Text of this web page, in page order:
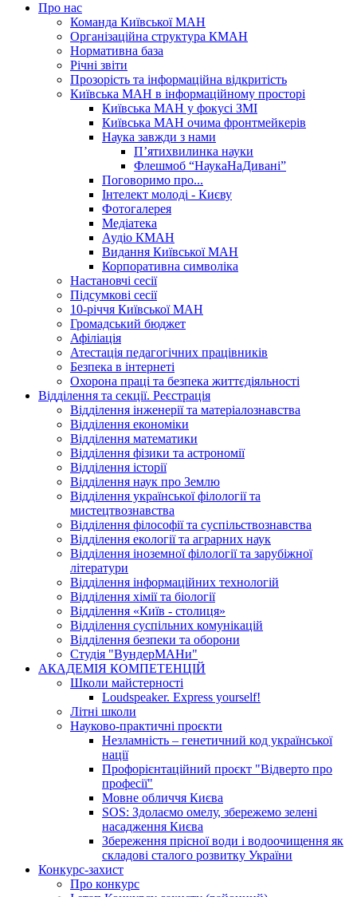
Про нас
Команда Київської МАН
Організаційна структура КМАН
Нормативна база
Річні звіти
Прозорість та інформаційна відкритість
Київська МАН в інформаційному просторі
Київська МАН у фокусі ЗМІ
Київська МАН очима фронтмейкерів
Наука завжди з нами
П’ятихвилинка науки
Флешмоб “НаукаНаДивані”
Поговоримо про...
Інтелект молоді - Києву
Фотогалерея
Медіатека
Аудіо КМАН
Видання Київської МАН
Корпоративна символіка
Настановчі сесії
Підсумкові сесії
10-річчя Київської МАН
Громадський бюджет
Афіліація
Атестація педагогічних працівників
Безпека в інтернеті
Охорона праці та безпека життєдіяльності
Відділення та секції. Реєстрація
Відділення інженерії та матеріалознавства
Відділення економіки
Відділення математики
Відділення фізики та астрономії
Відділення історії
Відділення наук про Землю
Відділення української філології та
мистецтвознавства
Відділення філософії та суспільствознавства
Відділення екології та аграрних наук
Відділення іноземної філології та зарубіжної
літератури
Відділення інформаційних технологій
Відділення хімії та біології
Відділення «Київ - столиця»
Відділення суспільних комунікацій
Відділення безпеки та оборони
Студія "ВундерМАНи"
АКАДЕМІЯ КОМПЕТЕНЦІЙ
Школи майстерності
Loudspeaker. Express yourself!
Літні школи
Науково-практичні проєкти
Незламність – генетичний код української
нації
Профорієнтаційний проєкт "Відверто про
професії"
Мовне обличчя Києва
SOS: Здолаємо омелу, збережемо зелені
насадження Києва
Збереження прісної води і водоочищення як
складові сталого розвитку України
Конкурс-захист
Про конкурс